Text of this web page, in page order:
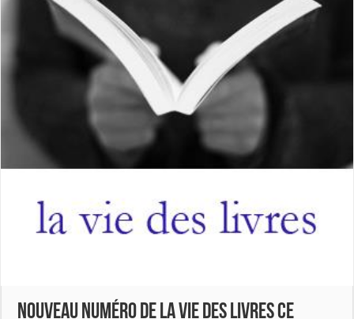
Nouveau numéro de La Vie des Livres ce